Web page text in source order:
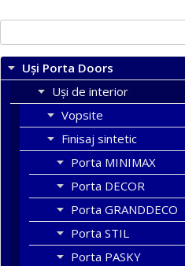
după:
Uși Porta Doors
Uși de interior
Vopsite
Finisaj sintetic
Porta MINIMAX
Porta DECOR
Porta GRANDDECO
Porta STIL
Porta PASKY